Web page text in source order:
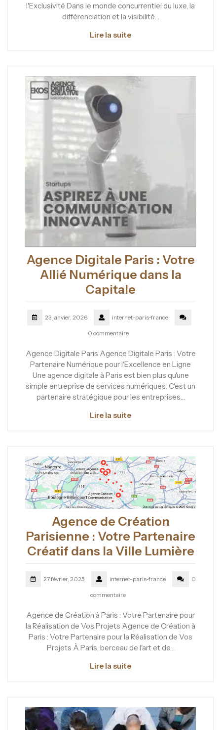
l'Exclusivité Dans le monde concurrentiel du luxe, la
différenciation et la visibilité…
Lire la suite
Agence Digitale Paris : Votre
Allié Numérique dans la
Capitale
23 janvier, 2026 internet-paris-france
0 commentaire
Agence Digitale Paris Agence Digitale Paris : Votre
Partenaire Numérique pour l'Excellence en Ligne
Une agence digitale à Paris est bien plus qu'une
simple entreprise de services numériques. C'est un
partenaire stratégique pour les entreprises…
Lire la suite
Agence de Création
Parisienne : Votre Partenaire
Créatif dans la Ville Lumière
27 février, 2025 internet-paris-france 0
commentaire
Agence de Création à Paris : Votre Partenaire pour
la Réalisation de Vos Projets Agence de Création à
Paris : Votre Partenaire pour la Réalisation de Vos
Projets À Paris, berceau de l'art et de…
Lire la suite